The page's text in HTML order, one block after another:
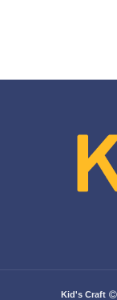
Kid's Craft